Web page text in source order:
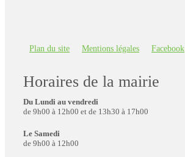
Plan du site Mentions légales Facebook
Horaires de la mairie
Du Lundi au vendredi
de 9h00 à 12h00 et de 13h30 à 17h00
Le Samedi
de 9h00 à 12h00